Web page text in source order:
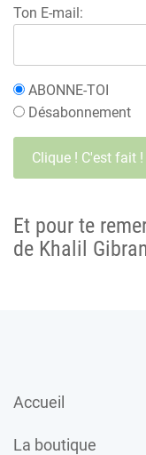
Ton E-mail:
ABONNE-TOI
Désabonnement
Et pour te
de Khalil Gibran
Accueil
La boutique